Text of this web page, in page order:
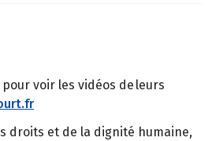
voir les vidéos de leurs
droits et de la dignité humaine,